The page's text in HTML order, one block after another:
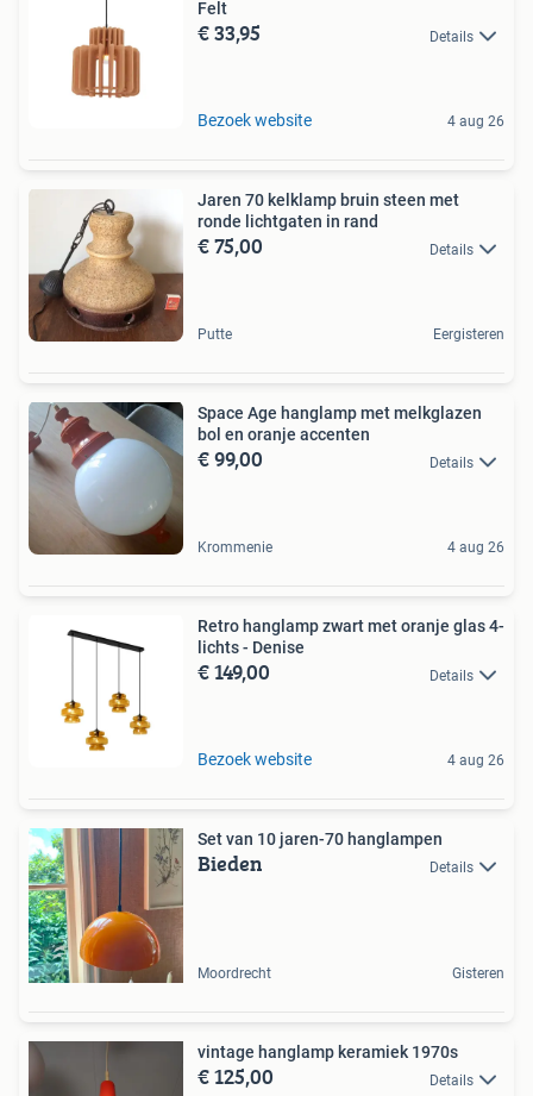
Felt
€ 33,95 Details
Bezoek website 4 aug 26
Jaren 70 kelklamp bruin steen met
ronde lichtgaten in rand
€ 75,00 Details
Putte Eergisteren
Space Age hanglamp met melkglazen
bol en oranje accenten
€ 99,00 Details
Krommenie 4 aug 26
Retro hanglamp zwart met oranje glas 4-
lichts - Denise
€ 149,00 Details
Bezoek website 4 aug 26
Set van 10 jaren-70 hanglampen
Bieden Details
Moordrecht Gisteren
vintage hanglamp keramiek 1970s
€ 125,00 Details